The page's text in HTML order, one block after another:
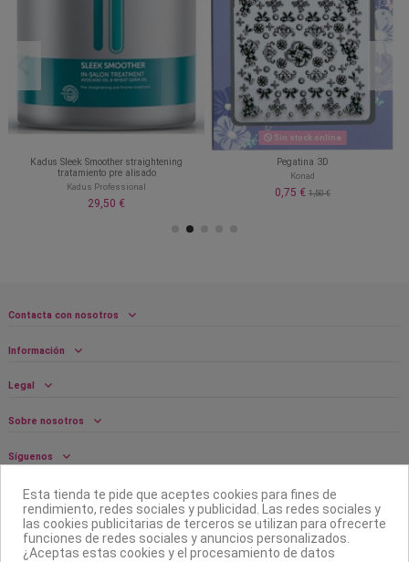
Kadus Sleek Smoother straightening
tratamiento pre alisado
Kadus Professional
29,50 €
Sin stock online
Pegatina 3D
Konad
0,75 € 1,50 €
Contacta con nosotros
Información
Legal
Sobre nosotros
Síguenos
Boletín
Esta tienda te pide que aceptes cookies para fines de
rendimiento, redes sociales y publicidad. Las redes sociales y
las cookies publicitarias de terceros se utilizan para ofrecerte
funciones de redes sociales y anuncios personalizados.
¿Aceptas estas cookies y el procesamiento de datos